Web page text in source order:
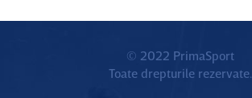
© 2022 PrimaSport
Toate drepturile rezervate.